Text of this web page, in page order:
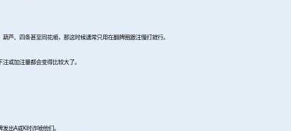
芦、四条甚至同花顺，那这时候通常只用在翻牌圈跟注慢打就行。
或加注量都会变得比较大了。
出A或K时诈唬他们。